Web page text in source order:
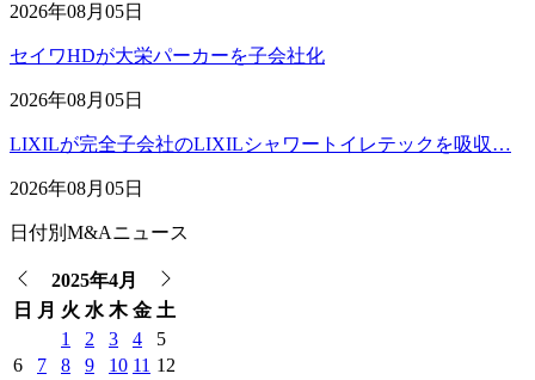
2026年08月05日
セイワHDが大栄パーカーを子会社化
2026年08月05日
LIXILが完全子会社のLIXILシャワートイレテックを吸収…
2026年08月05日
日付別M&Aニュース
2025年4月
日 月 火 水 木 金 土
1
2 3 4
5
6
7 8 9 10 11 12